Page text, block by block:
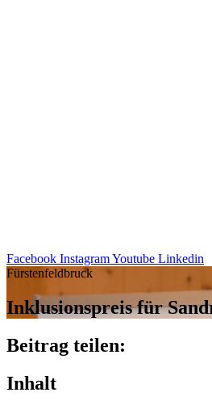
Facebook InstagramYoutube Linkedin
Fürstenfeldbruck
Inklu­si­ons­preis für
Beitrag teilen:
Inhalt